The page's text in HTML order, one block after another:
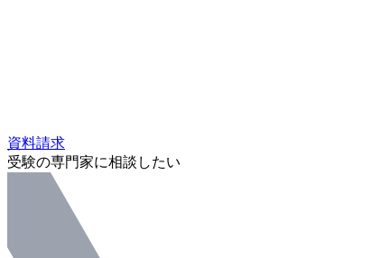
資料請求
受験の専門家に相談したい